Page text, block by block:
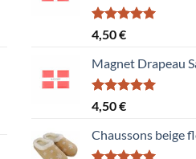
Note5.00
sur 5
4,50€
Magnet Drapeau
Note5.00
sur 5
4,50€
Chaussons beige